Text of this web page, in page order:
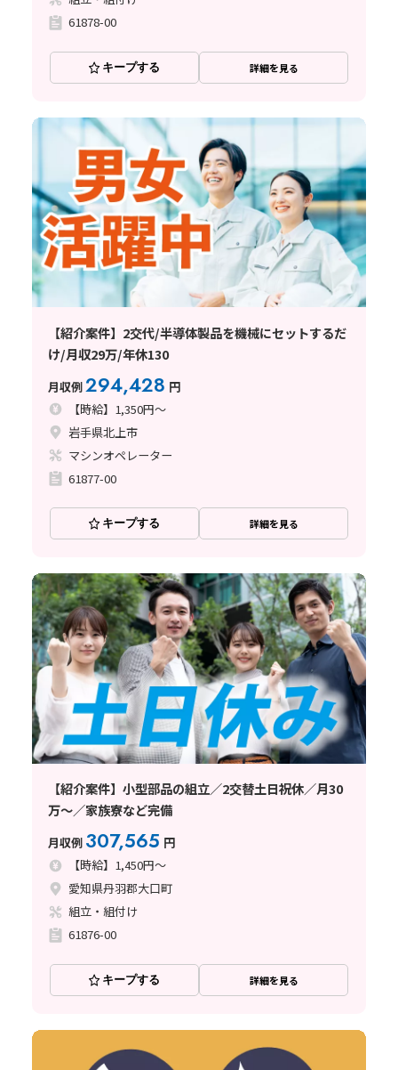
61878-00
キープする 詳細を見る
【紹介案件】2交代/半導体製品を機械にセットするだ
け/月収29万/年休130
月収例294,428 円
【時給】1,350円～
岩手県北上市
マシンオペレーター
61877-00
キープする 詳細を見る
【紹介案件】小型部品の組立／2交替土日祝休／月30
万～／家族寮など完備
月収例 307,565 円
【時給】1,450円～
愛知県丹羽郡大口町
組立・組付け
61876-00
キープする 詳細を見る